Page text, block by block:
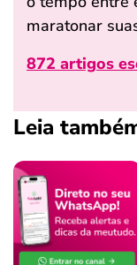
maratonar
872 artigos
Leia